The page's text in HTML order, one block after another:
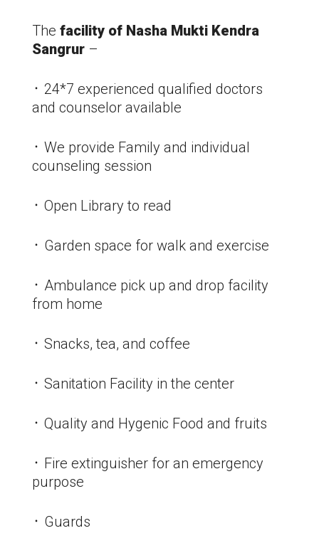
The facility of Nasha Mukti Kendra
Sangrur –
᛫ 24*7 experienced qualified doctors
and counselor available
᛫ We provide Family and individual
counseling session
᛫ Open Library to read
᛫ Garden space for walk and exercise
᛫ Ambulance pick up and drop facility
from home
᛫ Snacks, tea, and coffee
᛫ Sanitation Facility in the center
᛫ Quality and Hygenic Food and fruits
᛫ Fire extinguisher for an emergency
purpose
᛫ Guards